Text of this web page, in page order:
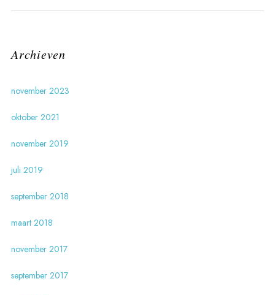
Archieven
november 2023
oktober 2021
november 2019
juli 2019
september 2018
maart 2018
november 2017
september 2017